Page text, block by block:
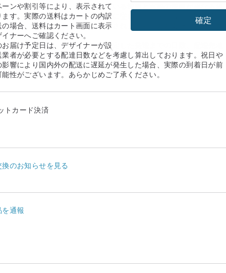
ンや割引等により、表示されている送料と実際の送料が異なる場
す。実際の送料はカートの内訳に従います。 ※なお、送料着払い
場合、送料はカート画面に表示されません。おおよその送料は事
ナーへご確認ください。
届け予定日は、デザイナーが設定した発送までの日数、配送先地
者が必要とする配達日数などを考慮し算出しております。祝日や
影響により国内外の配送に遅延が発生した場合、実際の到着日が前
性がございます。あらかじめご了承ください。
トカード決済
のお知らせを見る
通報
確定